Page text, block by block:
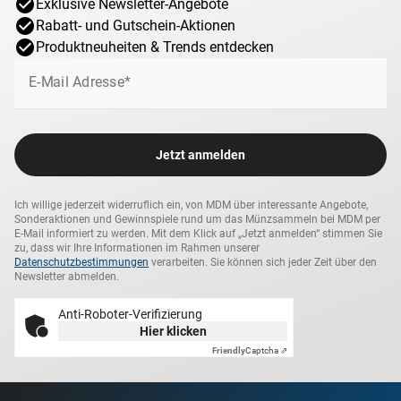
Exklusive Newsletter-Angebote
Rabatt- und Gutschein-Aktionen
Produktneuheiten & Trends entdecken
E-Mail Adresse*
Jetzt anmelden
Ich willige jederzeit widerruflich ein, von MDM über interessante Angebote,
Sonderaktionen und Gewinnspiele rund um das Münzsammeln bei MDM per
E-Mail informiert zu werden. Mit dem Klick auf „Jetzt anmelden“ stimmen Sie
zu, dass wir Ihre Informationen im Rahmen unserer
Datenschutzbestimmungen verarbeiten. Sie können sich jeder Zeit über den
Newsletter abmelden.
Anti-Roboter-Verifizierung
Hier klicken
FriendlyCaptcha ⇗